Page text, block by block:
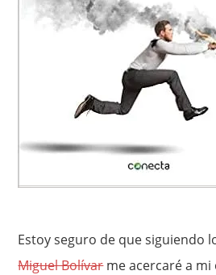
Estoy seguro de que siguiendo
Miguel Bolívarme acercaré a mi